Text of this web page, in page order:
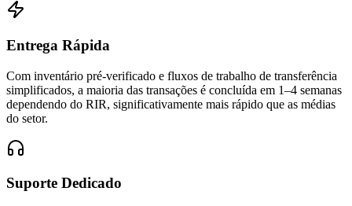
Entrega Rápida
Com inventário pré-verificado e fluxos de trabalho de transferência
simplificados, a maioria das transações é concluída em 1–4 semanas
dependendo do RIR, significativamente mais rápido que as médias
do setor.
Suporte Dedicado